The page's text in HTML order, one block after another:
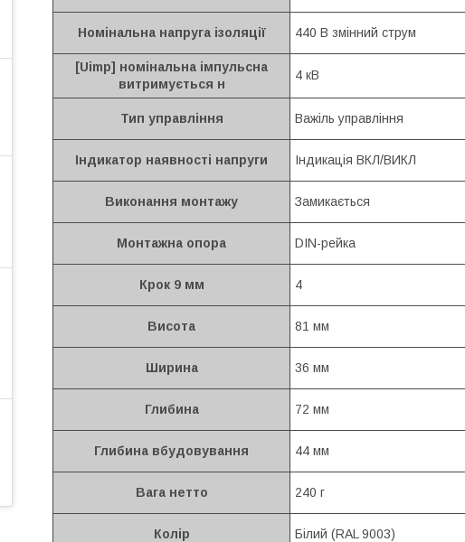
Номінальна напруга ізоляції 440 В змінний струм
[Uimp] номінальна імпульсна
витримується н
4 кВ
Тип управління Важіль управління
Індикатор наявності напруги Індикація ВКЛ/ВИКЛ
Виконання монтажу Замикається
Монтажна опора DIN-рейка
Крок 9 мм 4
Висота 81 мм
Ширина 36 мм
Глибина 72 мм
Глибина вбудовування 44 мм
Вага нетто 240 г
Колір Білий (RAL 9003)